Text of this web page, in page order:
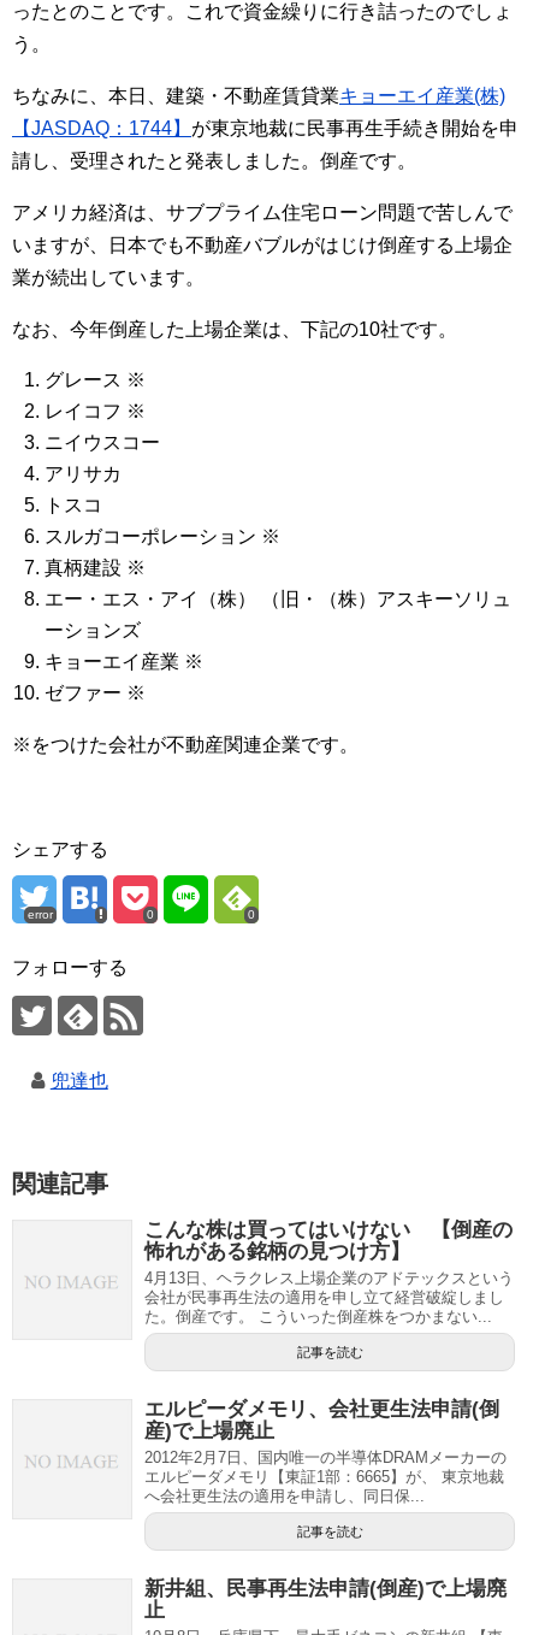
ったとのことです。これで資金繰りに行き詰ったのでしょ
う。
ちなみに、本日、建築・不動産賃貸業キョーエイ産業(株)
【JASDAQ：1744】 が東京地裁に民事再生手続き開始を申
請し、受理されたと発表しました。倒産です。
アメリカ経済は、サブプライム住宅ローン問題で苦しんで
いますが、日本でも不動産バブルがはじけ倒産する上場企
業が続出しています。
なお、今年倒産した上場企業は、下記の10社です。
グレース ※
レイコフ ※
ニイウスコー
アリサカ
トスコ
スルガコーポレーション ※
真柄建設 ※
エー・エス・アイ（株） （旧・（株）アスキーソリュ
ーションズ
キョーエイ産業 ※
ゼファー ※
※をつけた会社が不動産関連企業です。
シェアする
error 0 0
フォローする
兜達也
関連記事
こんな株は買ってはいけない 【倒産の
怖れがある銘柄の見つけ方】
4月13日、ヘラクレス上場企業のアドテックスという
会社が民事再生法の適用を申し立て経営破綻しまし
た。倒産です。 こういった倒産株をつかまない...
記事を読む
エルピーダメモリ、会社更生法申請(倒
産)で上場廃止
2012年2月7日、国内唯一の半導体DRAMメーカーの
エルピーダメモリ【東証1部：6665】が、 東京地裁
へ会社更生法の適用を申請し、同日保...
記事を読む
新井組、民事再生法申請(倒産)で上場廃
止